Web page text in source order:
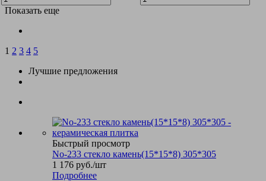
Показать еще
1 2 3 4 5
Лучшие предложения
Быстрый просмотр
No-233 стекло камень(15*15*8) 305*305
1 176 руб./шт
Подробнее